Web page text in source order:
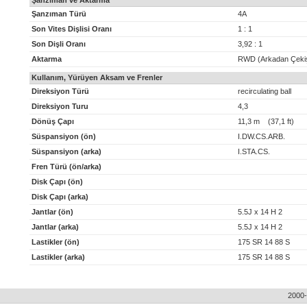
Şanzıman Türü
4A
Son Vites Dişlisi Oranı
1 : 1
Son Dişli Oranı
3,92 : 1
Aktarma
RWD (Arkadan
Kullanım, Yürüyen Aksam ve Frenler
Direksiyon Türü
recirculating ball
Direksiyon Turu
4,3
Dönüş Çapı
11,3 m (37,1 ft)
Süspansiyon (ön)
I.DW.CS.ARB.
Süspansiyon (arka)
I.STA.CS.
Fren Türü (ön/arka)
Disk Çapı (ön)
Disk Çapı (arka)
Jantlar (ön)
5.5J x 14 H 2
Jantlar (arka)
5.5J x 14 H 2
Lastikler (ön)
175 SR 14 88 S
Lastikler (arka)
175 SR 14 88 S